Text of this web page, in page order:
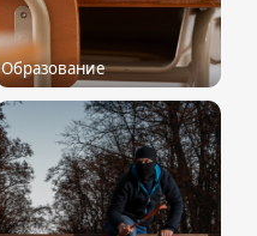
Образование